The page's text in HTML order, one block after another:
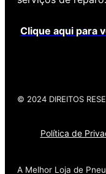
Clique aqui para
© 2024 DIREITOS
Política de
A Melhor Loja de